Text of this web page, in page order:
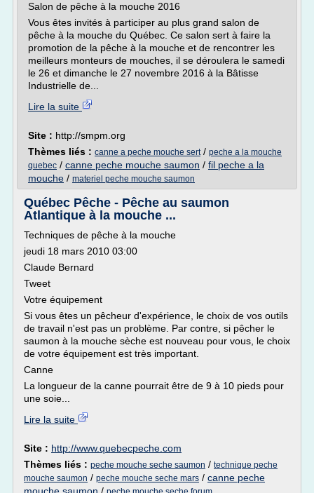
Salon de pêche à la mouche 2016
Vous êtes invités à participer au plus grand salon de
pêche à la mouche du Québec. Ce salon sert à faire la
promotion de la pêche à la mouche et de rencontrer les
meilleurs monteurs de mouches, il se déroulera le samedi
le 26 et dimanche le 27 novembre 2016 à la Bâtisse
Industrielle de...
Lire la suite
Site : http://smpm.org
Thèmes liés : canne a peche mouche sert/ peche a la mouche
quebec / canne peche mouche saumon / fil peche a la
mouche / materiel peche mouche saumon
Québec Pêche - Pêche au saumon
Atlantique à la mouche ...
Techniques de pêche à la mouche
jeudi 18 mars 2010 03:00
Claude Bernard
Tweet
Votre équipement
Si vous êtes un pêcheur d'expérience, le choix de vos outils
de travail n'est pas un problème. Par contre, si pêcher le
saumon à la mouche sèche est nouveau pour vous, le choix
de votre équipement est très important.
Canne
La longueur de la canne pourrait être de 9 à 10 pieds pour
une soie...
Lire la suite
Site : http://www.quebecpeche.com
Thèmes liés : peche mouche seche saumon / technique peche
mouche saumon / peche mouche seche mars / canne peche